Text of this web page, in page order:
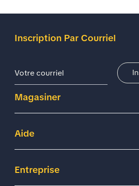
Magasiner
Aide
Entreprise
Inscription Par Courriel